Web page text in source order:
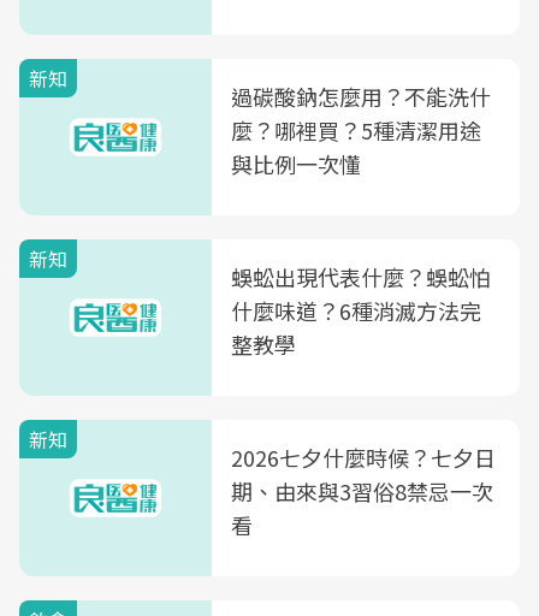
新知
過碳酸鈉怎麼用？不能洗什
麼？哪裡買？5種清潔用途
與比例一次懂
新知
蜈蚣出現代表什麼？蜈蚣怕
什麼味道？6種消滅方法完
整教學
新知
2026七夕什麼時候？七夕日
期、由來與3習俗8禁忌一次
看